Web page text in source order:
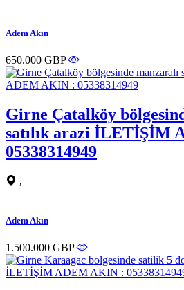
Adem Akın
650.000 GBP
Girne Çatalköy
satılık arazi İLETİŞİM
05338314949
,
Adem Akın
1.500.000 GBP